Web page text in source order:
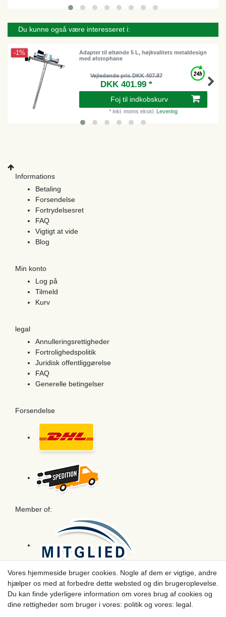
Du kunne også være interesseret i:
-1%
Adapter til øltønde 5 L, højkvalitets metaldesign
med ølstophane
Vejledende pris DKK 407.87
DKK 401.99 *
Foj til indkobskurv
* inkl. moms ekskl. Levering
Informations
Betaling
Forsendelse
Fortrydelsesret
FAQ
Vigtigt at vide
Blog
Min konto
Log på
Tilmeld
Kurv
legal
Annulleringsrettigheder
Fortrolighedspolitik
Juridisk offentliggørelse
FAQ
Generelle betingelser
Forsendelse
Member of:
Betaling
Vores hjemmeside bruger cookies. Nogle af dem er vigtige, andre
hjælper os med at forbedre dette websted og din brugeroplevelse.
Du kan finde yderligere information om vores brug af cookies og
dine rettigheder som bruger i vores: politik og vores: legal.